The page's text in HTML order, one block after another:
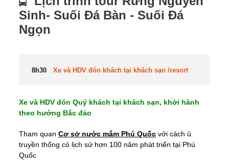
Sinh- Suối Đá Bàn - Suối Đá
Ngọn
8h30 Xe và HDV đón khách tại khách sạn /resort
Xe và HDV đón Quý khách tại khách sạn, khởi hành
theo hướng Bắc đảo
Tham quan Cơ sở nước mắm Phú Quốc với cách ủ
truyền thống có lịch sử hơn 100 năm phát triển tại Phú
Quốc